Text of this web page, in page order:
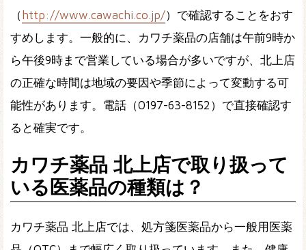
（http://www.cawachi.co.jp/）で確認することをおす
すめします。一般的に、カワチ薬品の店舗は午前9時か
ら午後9時まで営業している場合が多いですが、北上店
の正確な時間は地域の要因や季節によって変動する可
能性があります。電話（0197-63-8152）で直接確認す
ると確実です。
カワチ薬品 北上店で取り扱って
いる医薬品の種類は？
カワチ薬品 北上店では、処方箋医薬品から一般用医薬